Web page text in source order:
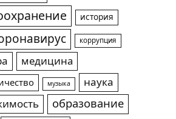
история
коррупция
медицина
музыка
наука
образование